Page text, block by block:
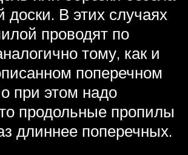
доски. В этих случаях
проводят по
тому, как и
поперечном
при этом надо
продольные пропилы
длиннее поперечных.